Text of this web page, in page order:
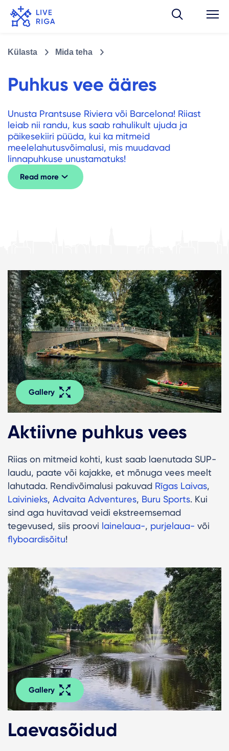
Külasta Mida teha
Puhkus vee ääres
Unusta Prantsuse Riviera või Barcelona! Riiast
leiab nii randu, kus saab rahulikult ujuda ja
päikesekiiri püüda, kui ka mitmeid
meelelahutusvõimalusi, mis muudavad
linnapuhkuse unustamatuks!
Read more
Gallery
Aktiivne puhkus vees
Riias on mitmeid kohti, kust saab laenutada SUP-
laudu, paate või kajakke, et mõnuga vees meelt
lahutada. Rendivõimalusi pakuvad Rīgas Laivas,
Laivinieks, Advaita Adventures, Buru Sports. Kui
sind aga huvitavad veidi ekstreemsemad
tegevused, siis proovi lainelaua-, purjelaua- või
flyboardisõitu!
Gallery
Laevasõidud